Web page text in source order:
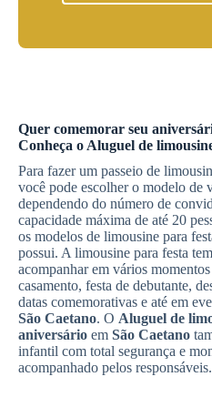
Quer comemorar seu
Conheça o Aluguel de
Para fazer um passeio de
você pode escolher o modelo de
dependendo do número de
capacidade máxima de até 20
os modelos de limousine para
possui. A limousine para festa
acompanhar em vários
casamento, festa de debutante,
datas comemorativas e até em
São Caetano. O Aluguel de
aniversário em São Caetano
infantil com total segurança e
acompanhado pelos responsáveis.